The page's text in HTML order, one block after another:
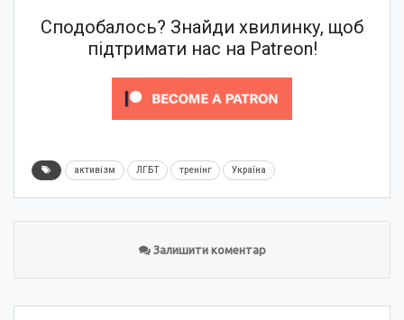
Сподобалось? Знайди хвилинку, щоб
підтримати нас на Patreon!
активізм ЛГБТ тренінг Україна
Залишити коментар